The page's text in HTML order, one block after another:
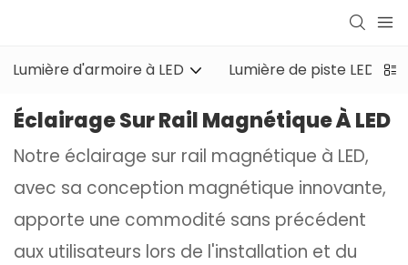
Lumière d'armoire à LED Lumière de piste LED
Éclairage Sur Rail Magnétique À LED
Notre éclairage sur rail magnétique à LED,
avec sa conception magnétique innovante,
apporte une commodité sans précédent
aux utilisateurs lors de l'installation et du